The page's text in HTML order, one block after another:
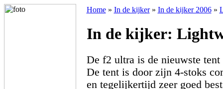
Home» In de kijker» In de kijker 2006»
In de kijker:
De f2 ultra is de nieuwste
De tent is door zijn 4-stoks
en tegelijkertijd zeer goed